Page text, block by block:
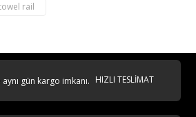
rail
HIZLI TESLİMAT